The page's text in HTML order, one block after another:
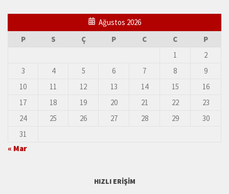
Ağustos 2026
P
S Ç P C C
P
1
2
3
4 5 6 7 8
9
10
11 12 13 14 15
16
17
18 19 20 21 22
23
24
25 26 27 28 29
30
31
« Mar
HIZLI ERIŞIM